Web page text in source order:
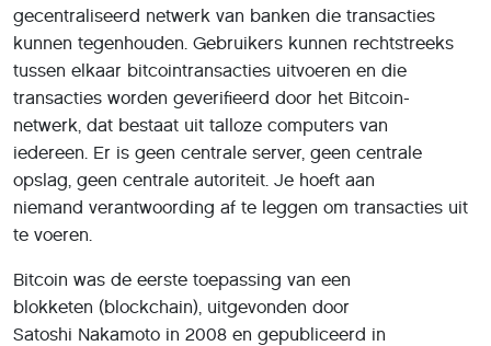
gecentraliseerd netwerk van banken die transacties
kunnen tegenhouden. Gebruikers kunnen rechtstreeks
tussen elkaar bitcointransacties uitvoeren en die
transacties worden geverifieerd door het Bitcoin-
netwerk, dat bestaat uit talloze computers van
iedereen. Er is geen centrale server, geen centrale
opslag, geen centrale autoriteit. Je hoeft aan
niemand verantwoording af te leggen om transacties uit
te voeren.
Bitcoin was de eerste toepassing van een
blokketen (blockchain), uitgevonden door
Satoshi Nakamoto in 2008 en gepubliceerd in